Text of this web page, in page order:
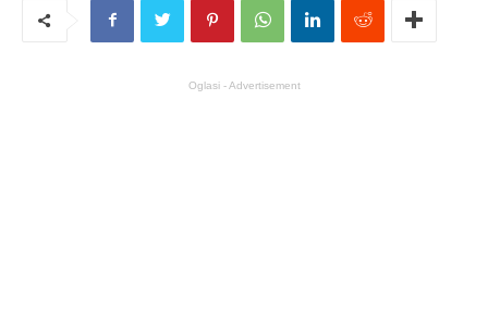
Oglasi - Advertisement